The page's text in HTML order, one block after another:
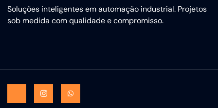
Soluções inteligentes em automação industrial. Projetos
sob medida com qualidade e compromisso.